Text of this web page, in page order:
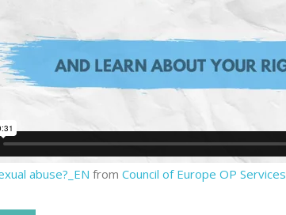
abuse?_EN from Council of Europe OP Services